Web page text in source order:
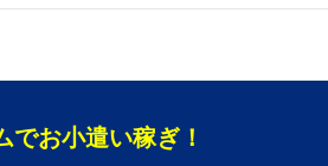
でお小遣い稼ぎ！